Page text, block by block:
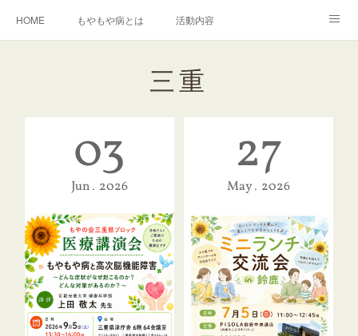
HOME もやもや病とは 活動内容
三重
03
Jun 2026
27
May 2026